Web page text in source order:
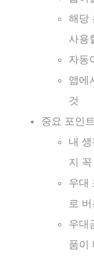
해당
사용
자동
앱에
것
중요 포인
내
지
우대
로
우대
품이